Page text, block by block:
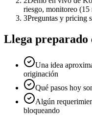
riesgo, monitoreo (15
3Preguntas y pricing
Llega preparado
Una idea
originación
Qué pasos hoy
Algún
bloqueando